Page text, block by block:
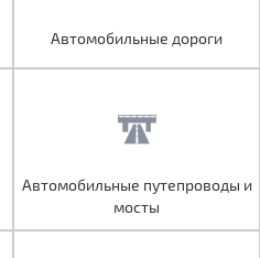
Автомобильные дороги
Автомобильные путепроводы и
мосты
Автомобильные дороги
Автомобильные путепроводы и
мосты